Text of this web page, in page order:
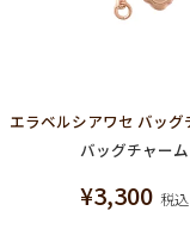
バッグチャーム
¥3,300 税込